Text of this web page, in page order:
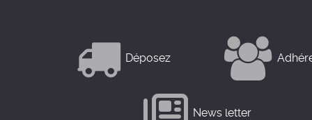
Déposez
News letter